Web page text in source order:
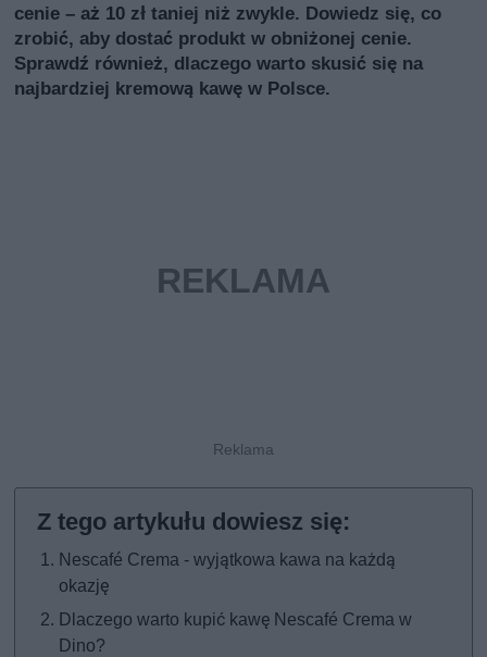
cenie – aż 10 zł taniej niż zwykle. Dowiedz się, co
zrobić, aby dostać produkt w obniżonej cenie.
Sprawdź również, dlaczego warto skusić się na
najbardziej kremową kawę w Polsce.
Nescafé Crema - wyjątkowa kawa na każdą
okazję
Dlaczego warto kupić kawę Nescafé Crema w
Dino?